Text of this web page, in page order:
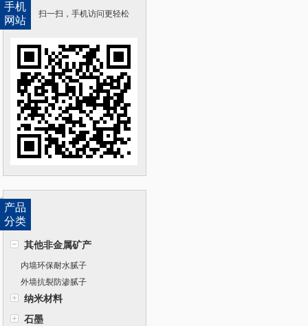
手机
网站
扫一扫，手机访问更轻松
产品
分类
其他非金属矿产
内墙环保耐水腻子
外墙抗裂防渗腻子
纳米材料
石墨